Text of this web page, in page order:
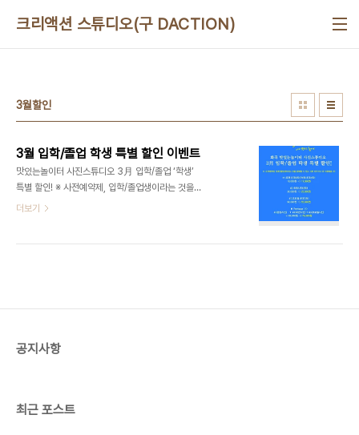
크리액션 스튜디오(구 DACTION)
3월할인
3월 입학/졸업 학생 특별 할인 이벤트
맛있는놀이터 사진스튜디오 3月 입학/졸업 ‘학생’
특별 할인! ※ 사전예약제, 입학/졸업생이라는 것을
증명할 수 있는 서류 아무거나 꼭 지참해올 것! #1.증
지, 맛있는놀이터(디액션) 사진/영상 스튜디오ㅣ강
더보기
공지사항
최근 포스트